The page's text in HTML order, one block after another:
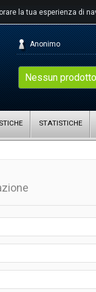
la tua esperienza di
Nessun
Anonimo
STATISTICHE